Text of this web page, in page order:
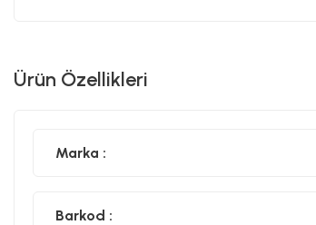
Ürün Özellikleri
Marka :
Barkod :